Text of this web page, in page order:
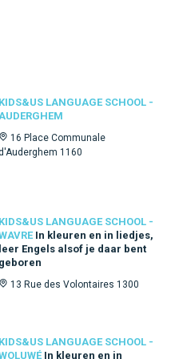
KIDS&US LANGUAGE SCHOOL -
16 Place Communale
1160
KIDS&US LANGUAGE SCHOOL -
In kleuren en in liedjes,
leer Engels alsof je daar bent
geboren
13 Rue des Volontaires 1300
KIDS&US LANGUAGE SCHOOL -
In kleuren en in